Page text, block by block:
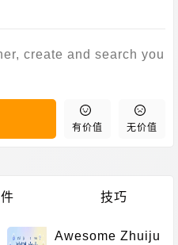
create and search you
有价值 无价值
技巧
Awesome Zhuiju